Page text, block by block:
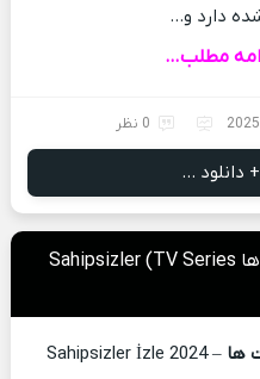
دارد و…
مطلب…
0 نظر
دانلود ...
دانلود سریال بی سرپرست ها Sahipsizler (TV Series
ها – Sahipsizler İzle 2024